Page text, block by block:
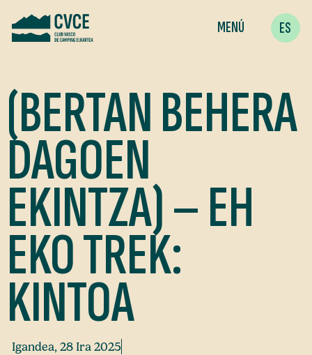
MENÚ ES
(BERTAN BEHERA
DAGOEN
EKINTZA) – EH
EKO TREK:
KINTOA
Igandea, 28 Ira 2025